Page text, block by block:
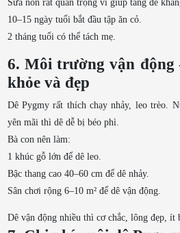
Sữa non rất quan trọng vì giúp tăng đề
10–15 ngày tuổi bắt đầu tập ăn cỏ.
2 tháng tuổi có thể tách mẹ.
6. Môi trường vận động
khỏe và đẹp
Dê Pygmy rất thích chạy nhảy, leo trèo.
yên mãi thì dê dễ bị béo phì.
Bà con nên làm:
1 khúc gỗ lớn để dê leo.
Bậc thang cao 40–60 cm để dê nhảy.
Sân chơi rộng 6–10 m² để dê vận động.
Dê vận động nhiều thì cơ chắc, lông đẹp, ít